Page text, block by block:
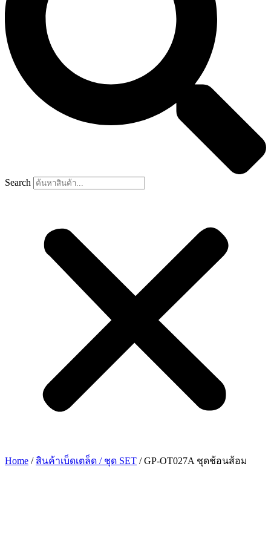
Search
Home / สินค้าเบ็ดเตล็ด / ชุด SET / GP-OT027A ชุดช้อนส้อม